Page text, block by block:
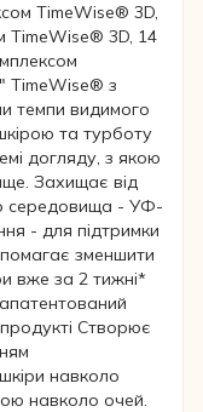
TimeWise® 3D,
TimeWise® 3D, 14
TimeWise® з
темпи видимого
та турботу
догляду, з якою
Захищає від
середовища - УФ-
- для підтримки
зменшити
вже за 2 тижні*
Створює
навколо
навколо очей.